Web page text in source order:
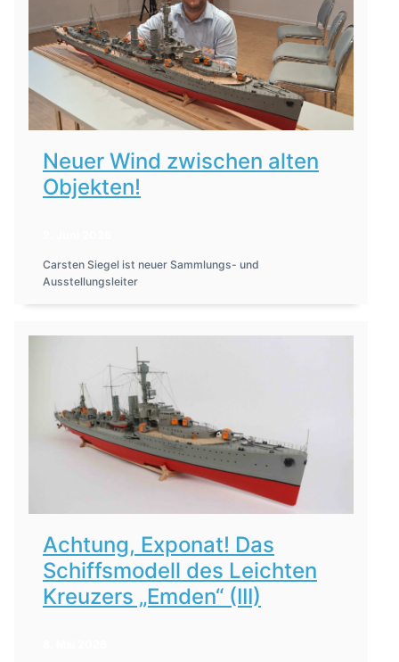
Neuer Wind zwischen alten
Objekten!
Carsten Siegel ist neuer Sammlungs- und
Ausstellungsleiter
Achtung, Exponat! Das
Schiffsmodell des Leichten
Kreuzers „Emden“ (III)